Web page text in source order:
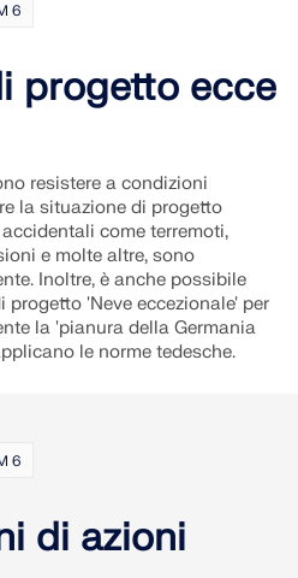
6
progetto ecce
resistere a condizioni
la situazione di progetto
come terremoti,
e molte altre, sono
Inoltre, è anche possibile
'Neve eccezionale' per
la 'pianura della Germania
le norme tedesche.
6
di azioni